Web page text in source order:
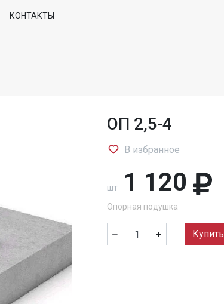
КОНТАКТЫ
ОП 2,5-4
В избранное
шт 1 120
Опорная подушка
Купить